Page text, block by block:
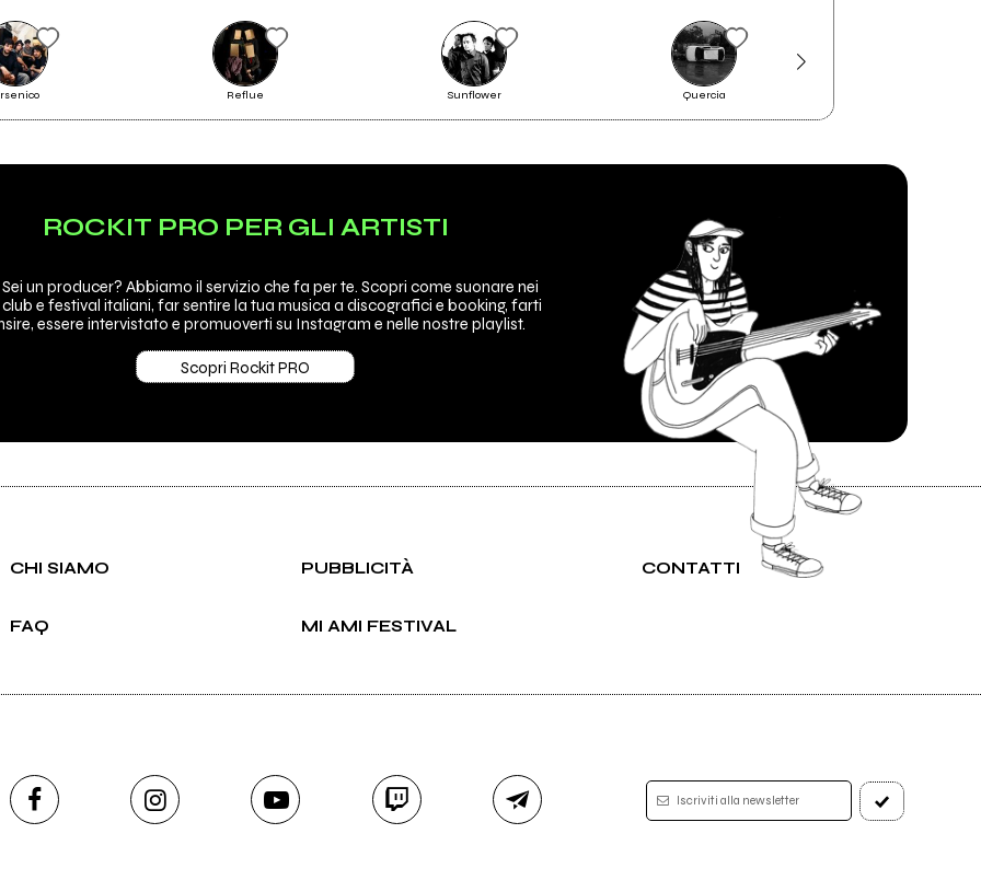
Scrivi all'utente che amministra la pagina.
Reflue Sunflower Quercia
ROCKIT PRO PER GLI ARTISTI
Sei un producer? Abbiamo il servizio che fa per te. Scopri come suonare nei
e festival italiani, far sentire la tua musica a discografici e booking, farti
essere intervistato e promuoverti su Instagram e nelle nostre playlist.
Scopri Rockit PRO
CHI SIAMO PUBBLICITÀ CONTATTI
FAQ MI AMI FESTIVAL
Iscriviti alla newsletter